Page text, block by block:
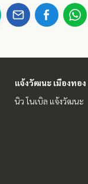
แจ้งวัฒนะ เมืองทอง
นิว โนเบิล แจ้งวัฒนะ